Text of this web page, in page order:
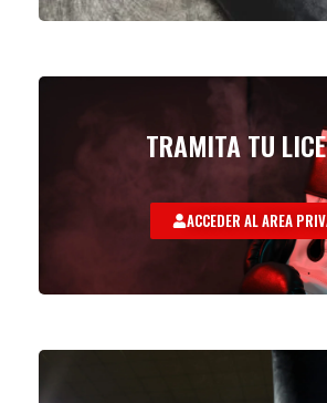
TRAMITA TU
ACCEDER AL AREA